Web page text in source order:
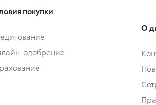
покупки
одобрение
О